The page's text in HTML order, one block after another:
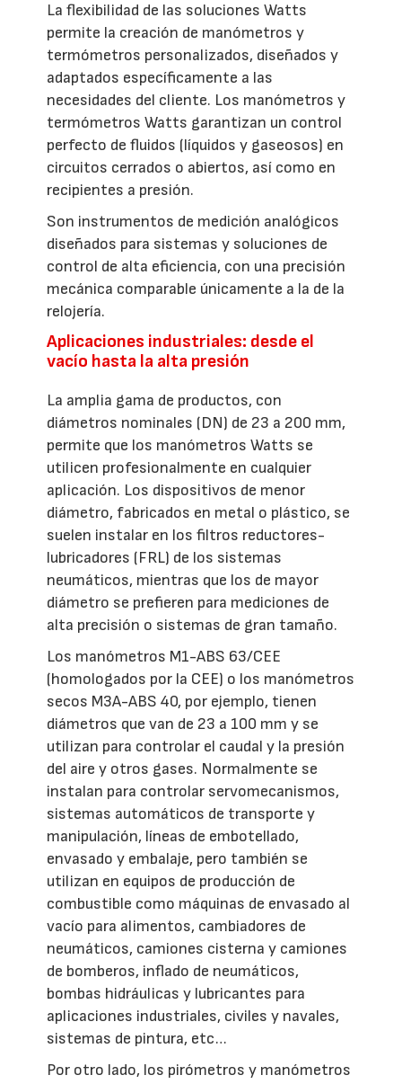
La flexibilidad de las soluciones Watts
permite la creación de manómetros y
termómetros personalizados, diseñados y
adaptados específicamente a las
necesidades del cliente. Los manómetros y
termómetros Watts garantizan un control
perfecto de fluidos (líquidos y gaseosos) en
circuitos cerrados o abiertos, así como en
recipientes a presión.
Son instrumentos de medición analógicos
diseñados para sistemas y soluciones de
control de alta eficiencia, con una precisión
mecánica comparable únicamente a la de la
relojería.
Aplicaciones industriales: desde el
vacío hasta la alta presión
La amplia gama de productos, con
diámetros nominales (DN) de 23 a 200 mm,
permite que los manómetros Watts se
utilicen profesionalmente en cualquier
aplicación. Los dispositivos de menor
diámetro, fabricados en metal o plástico, se
suelen instalar en los filtros reductores-
lubricadores (FRL) de los sistemas
neumáticos, mientras que los de mayor
diámetro se prefieren para mediciones de
alta precisión o sistemas de gran tamaño.
Los manómetros M1-ABS 63/CEE
(homologados por la CEE) o los manómetros
secos M3A-ABS 40, por ejemplo, tienen
diámetros que van de 23 a 100 mm y se
utilizan para controlar el caudal y la presión
del aire y otros gases. Normalmente se
instalan para controlar servomecanismos,
sistemas automáticos de transporte y
manipulación, líneas de embotellado,
envasado y embalaje, pero también se
utilizan en equipos de producción de
combustible como máquinas de envasado al
vacío para alimentos, cambiadores de
neumáticos, camiones cisterna y camiones
de bomberos, inflado de neumáticos,
bombas hidráulicas y lubricantes para
aplicaciones industriales, civiles y navales,
sistemas de pintura, etc…
Por otro lado, los pirómetros y manómetros